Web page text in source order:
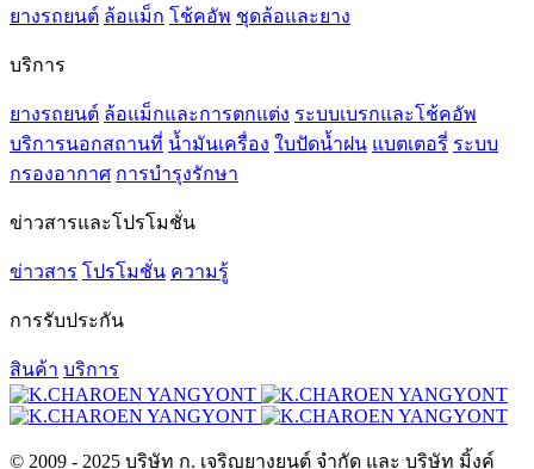
ยางรถยนต์ ล้อแม็ก โช้คอัพ ชุดล้อและยาง
บริการ
ยางรถยนต์ ล้อแม็กและการตกแต่ง ระบบเบรกและโช้คอัพ
บริการนอกสถานที่ น้ำมันเครื่อง ใบปัดน้ำฝน แบตเตอรี่ ระบบ
กรองอากาศ การบำรุงรักษา
ข่าวสารและโปรโมชั่น
ข่าวสาร โปรโมชั่น ความรู้
การรับประกัน
สินค้า บริการ
© 2009 - 2025 บริษัท ก. เจริญยางยนต์ จำกัด และ บริษัท มิ้งค์